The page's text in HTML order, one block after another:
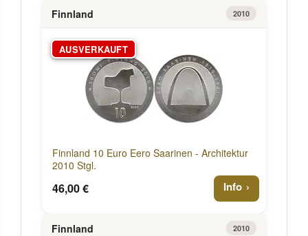
Finnland 2010
AUSVERKAUFT
Finnland 10 Euro Eero Saarinen - Architektur
2010 Stgl.
46,00 € Info
Finnland 2010